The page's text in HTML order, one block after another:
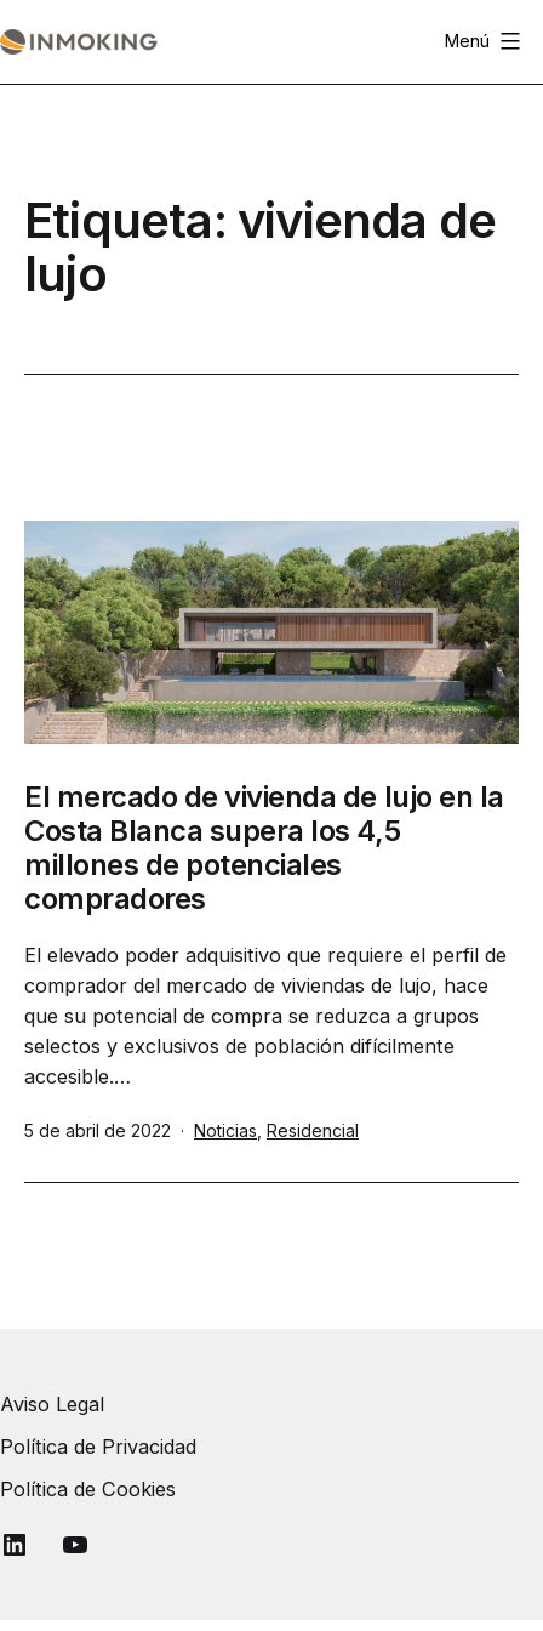
al
contenido
Menú
Etiqueta: vivienda de
lujo
El mercado de vivienda de lujo en la
Costa Blanca supera los 4,5
millones de potenciales
compradores
El elevado poder adquisitivo que requiere el perfil de
comprador del mercado de viviendas de lujo, hace
que su potencial de compra se reduzca a grupos
selectos y exclusivos de población difícilmente
accesible.…
Publicada
5 de abril de 2022
Categorizado
Noticias Residencial
Aviso Legal
Política de Privacidad
Política de Cookies
Linkedin